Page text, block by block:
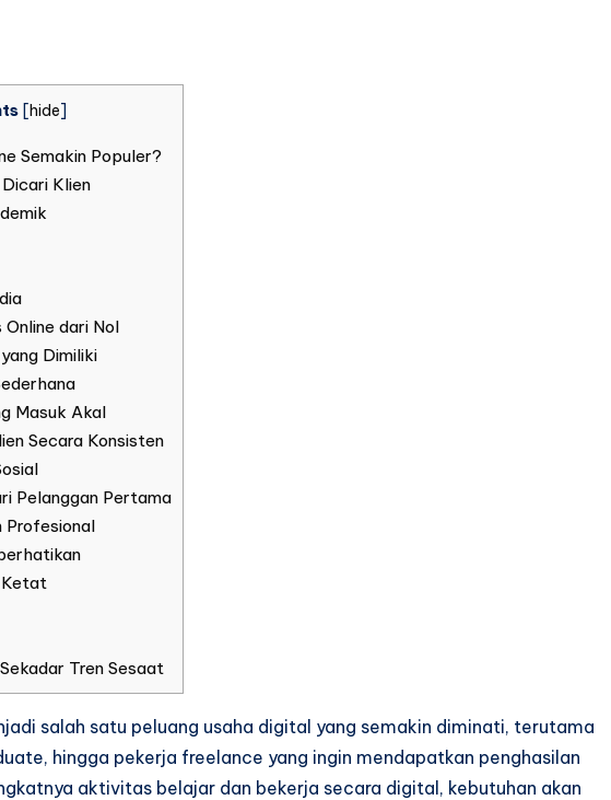
[hide]
Semakin Populer?
Klien
Online dari Nol
Dimiliki
Masuk Akal
Secara Konsisten
Pelanggan Pertama
Profesional
Ketat
Tren Sesaat
salah satu peluang usaha digital yang semakin diminati, terutama
hingga pekerja freelance yang ingin mendapatkan penghasilan
aktivitas belajar dan bekerja secara digital, kebutuhan akan